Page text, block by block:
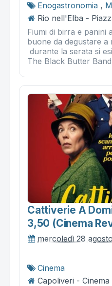
Enogastronomia ,
Rio nell'Elba -
Fiumi di birra e panini
buone da degustare a
durante la serata si
The Black Butter Band
Cattiverie A
3,50 (cinema
mercoledì 28
Cinema
Capoliveri -